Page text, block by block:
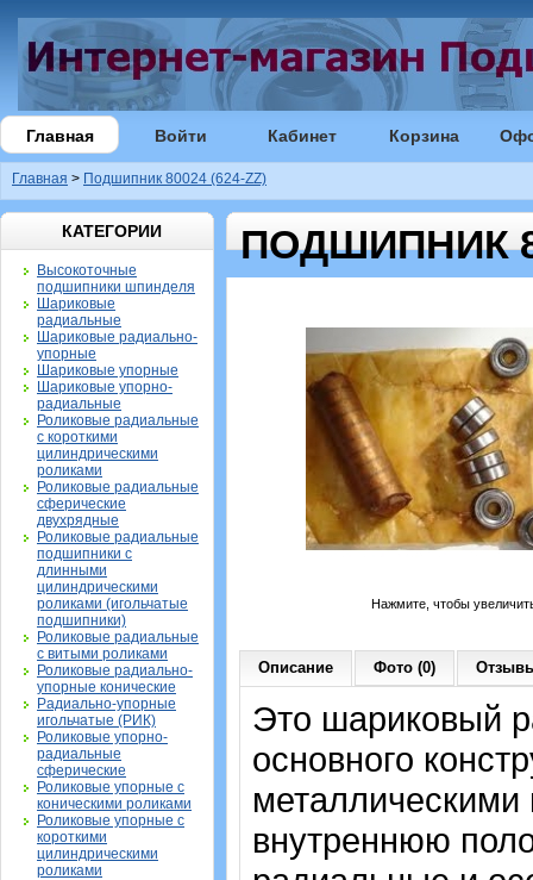
Главная Войти Кабинет Корзина
Главная > Подшипник 80024 (624-ZZ)
КАТЕГОРИИ
Высокоточные
подшипники шпинделя
Шариковые
радиальные
Шариковые радиально-
упорные
Шариковые упорные
Шариковые упорно-
радиальные
Роликовые радиальные
с короткими
цилиндрическими
роликами
Роликовые радиальные
сферические
двухрядные
Роликовые радиальные
подшипники с
длинными
цилиндрическими
роликами (игольчатые
подшипники)
Роликовые радиальные
с витыми роликами
Роликовые радиально-
упорные конические
Радиально-упорные
игольчатые (РИК)
Роликовые упорно-
радиальные
сферические
Роликовые упорные с
коническими роликами
Роликовые упорные с
короткими
цилиндрическими
роликами
ПОДШИПНИК
Нажмите, чтобы
Описание Фото (0)
Это шариковый
основного
внутреннюю